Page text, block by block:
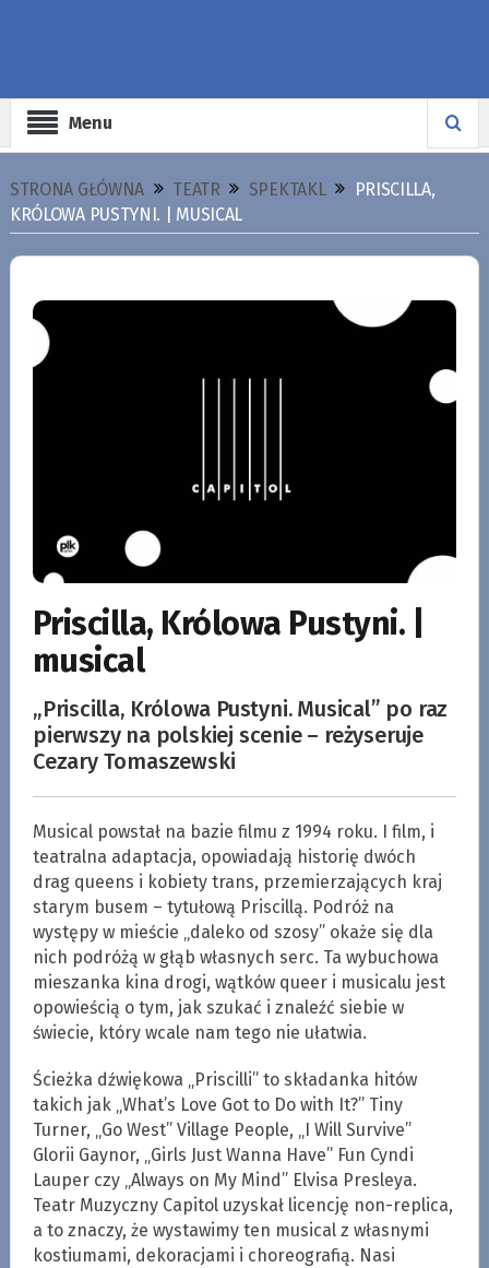
Menu
STRONA GŁÓWNA TEATR SPEKTAKL
PRISCILLA,
KRÓLOWA PUSTYNI. | MUSICAL
Priscilla, Królowa Pustyni. |
musical
„Priscilla, Królowa Pustyni. Musical” po raz
pierwszy na polskiej scenie – reżyseruje
Cezary Tomaszewski
Musical powstał na bazie filmu z 1994 roku. I film, i
teatralna adaptacja, opowiadają historię dwóch
drag queens i kobiety trans, przemierzających kraj
starym busem – tytułową Priscillą. Podróż na
występy w mieście „daleko od szosy” okaże się dla
nich podróżą w głąb własnych serc. Ta wybuchowa
mieszanka kina drogi, wątków queer i musicalu jest
opowieścią o tym, jak szukać i znaleźć siebie w
świecie, który wcale nam tego nie ułatwia.
Ścieżka dźwiękowa „Priscilli” to składanka hitów
takich jak „What’s Love Got to Do with It?” Tiny
Turner, „Go West” Village People, „I Will Survive”
Glorii Gaynor, „Girls Just Wanna Have” Fun Cyndi
Lauper czy „Always on My Mind” Elvisa Presleya.
Teatr Muzyczny Capitol uzyskał licencję non-replica,
a to znaczy, że wystawimy ten musical z własnymi
kostiumami, dekoracjami i choreografią. Nasi